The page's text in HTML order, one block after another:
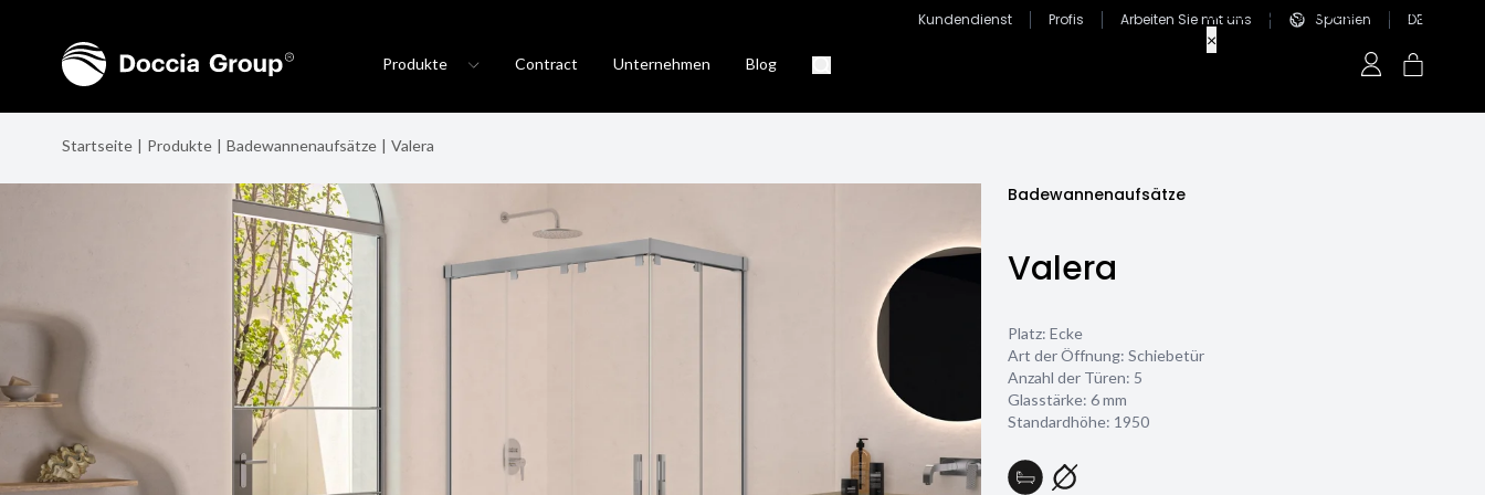
Kundendienst Profis Arbeiten Sie mit uns Spanien DE
Produkte Contract Unternehmen Blog
Startseite Produkte Badewannenaufsätze Valera
Badewannenaufsätze
Valera
Platz: Ecke
Art der Öffnung: Schiebetür
Anzahl der Türen: 5
Glasstärke: 6 mm
Standardhöhe: 1950